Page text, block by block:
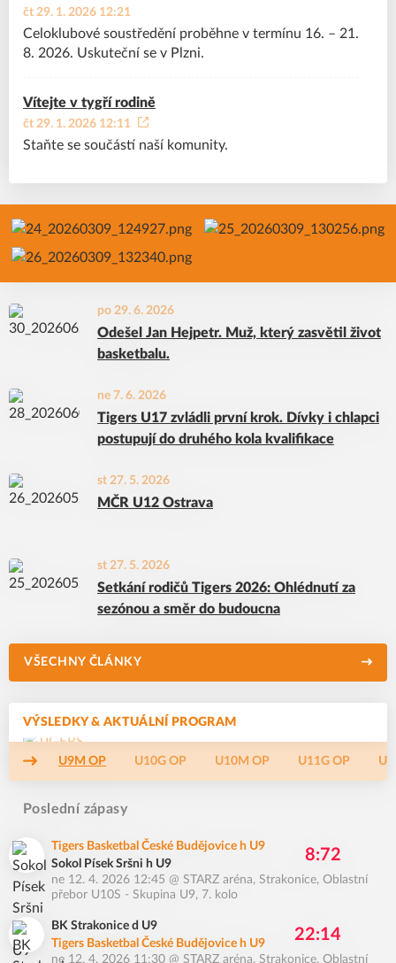
čt 29. 1. 2026 12:21
Celoklubové soustředění proběhne v termínu 16. – 21.
8. 2026. Uskuteční se v Plzni.
čt 29. 1. 2026 12:11
Vítejte v tygří rodině
Staňte se součástí naší komunity.
po 29. 6. 2026
Odešel Jan Hejpetr. Muž, který zasvětil život
basketbalu.
ne 7. 6. 2026
Tigers U17 zvládli první krok. Dívky i chlapci
postupují do druhého kola kvalifikace
st 27. 5. 2026
MČR U12 Ostrava
st 27. 5. 2026
Setkání rodičů Tigers 2026: Ohlédnutí za
sezónou a směr do budoucna
VŠECHNY ČLÁNKY
VÝSLEDKY & AKTUÁLNÍ PROGRAM
U9M OP U10G OP U10M OP U11G OP
Poslední zápasy
Tigers Basketbal České Budějovice h U9
Sokol Písek Sršni h U9
8:72
ne 12. 4. 2026 12:45 @ STARZ aréna, Strakonice, Oblastní
přebor U10S - Skupina U9, 7. kolo
BK Strakonice d U9
Tigers Basketbal České Budějovice h U9
22:14
ne 12. 4. 2026 11:30 @ STARZ aréna, Strakonice, Oblastní